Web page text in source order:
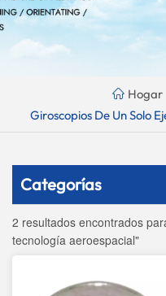
Hogar
Giroscopios De Un Solo
Categorías
2 resultados encontrados
tecnología aeroespacial"